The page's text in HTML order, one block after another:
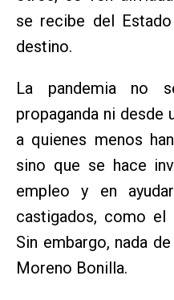
se recibe del
destino.
La pandemia no
propaganda ni desde
a quienes menos
sino que se hace
empleo y en
castigados, como
Sin embargo, nada
Moreno Bonilla.